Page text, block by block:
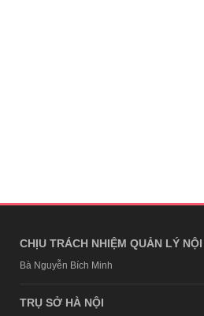
CHỊU TRÁCH NHIỆM QUẢN LÝ NỘI
Bà Nguyễn Bích Minh
TRỤ SỞ HÀ NỘI